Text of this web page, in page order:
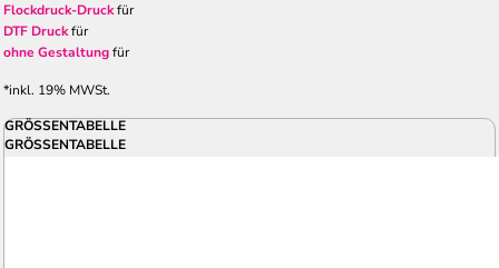
Flockdruck-Druckfür
DTF Druckfür
ohne Gestaltungfür
*inkl. 19% MWSt.
GRÖSSENTABELLE
GRÖSSENTABELLE